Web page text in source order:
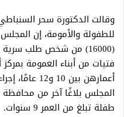
وقالت الدكتورة سحر
للطفولة والأمومة، إن
(16000) من شخص طلب
فتيات من أبناء العمومة
أعمارهن بين
المجلس بلاغًا آخر من
طفلة تبلغ من العمر 9 سنوات.